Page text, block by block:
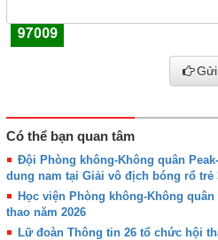
Gửi
Có thể bạn quan tâm
Đội Phòng không-Không quân
dung nam tại Giải vô địch bóng rổ trẻ
Học viện Phòng không-Không
thao năm 2026
Lữ đoàn Thông tin 26 tổ chức hội